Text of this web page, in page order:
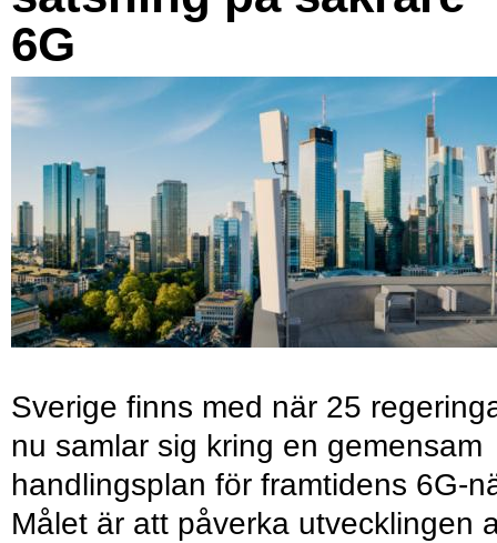
6G
Sverige finns med när 25
nu samlar sig kring en gemensam
handlingsplan för framtidens 6G-
Målet är att påverka utvecklingen